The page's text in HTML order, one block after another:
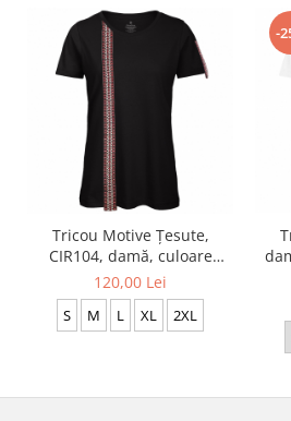
Tricou Motive Țesute,
CIR104, damă, culoare
neagră
120,00 Lei
S M L XL 2XL
-